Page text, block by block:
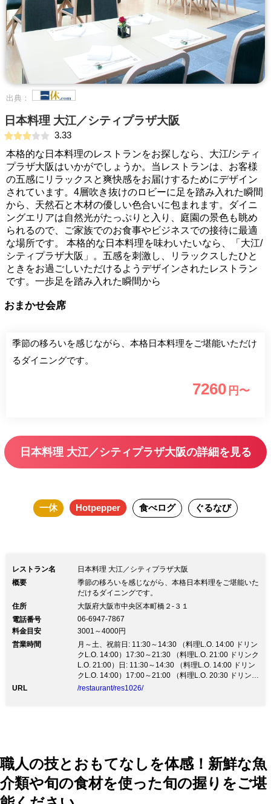
出典：
日本料理 大江／シティプラザ大阪
3.33
本格的な日本料理のレストランをお探しなら、大江/シティ
プラザ大阪はいかがでしょうか。当レストランは、お客様
の五感にリラックスと爽快感をお届けするためにデザイン
されています。4層吹き抜けのロビーに足を踏み入れた瞬間
から、天然石と木材の優しい色合いに包まれます。ダイニ
ングエリアは自然光がたっぷりと入り、庭園の景色も眺め
られるので、ご家族でのお食事やビジネスでの接待に最適
な場所です。 本格的な日本料理を味わいたいなら、「大江/
シティプラザ大阪」。五感を刺激し、リラックスしたひと
ときをお過ごしいただけるようデザインされたレストラン
です。一歩足を踏み入れた瞬間から
おまかせ会席
季節の移ろいを感じながら、本格日本料理をご堪能いただけ
るダイニングです。
7260 円〜
日本料理 大江／シティプラザ大阪の詳細を見る
一休 Hotpepper 食べログ ぐるなび
レストラン名
日本料理 大江／シティプラザ大阪
概要
季節の移ろいを感じながら、本格日本料理をご堪能いた
だけるダイニングです。
住所
大阪府大阪市中央区本町橋２‐３１
電話番号
06-6947-7867
料金目安
3001～4000円
営業時間
月～土、祝前日: 11:30～14:30 （料理L.O. 14:00 ドリン
クL.O. 14:00）17:30～21:30 （料理L.O. 21:00 ドリンク
L.O. 21:00）日: 11:30～14:30 （料理L.O. 14:00 ドリン
クL.O. 14:00）17:00～21:00 （料理L.O. 20:30 ドリンク
L.O. 20:30）祝日: 11:30～14:30 （料理L.O. 14:00 ドリ
URL /restaurant/res1026/
職人の技とおもてなしを体感！新鮮な魚
介類や旬の食材を使った旬の握りをご堪